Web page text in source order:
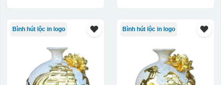
Bình hút lộc in logo Bình hút lộc in logo